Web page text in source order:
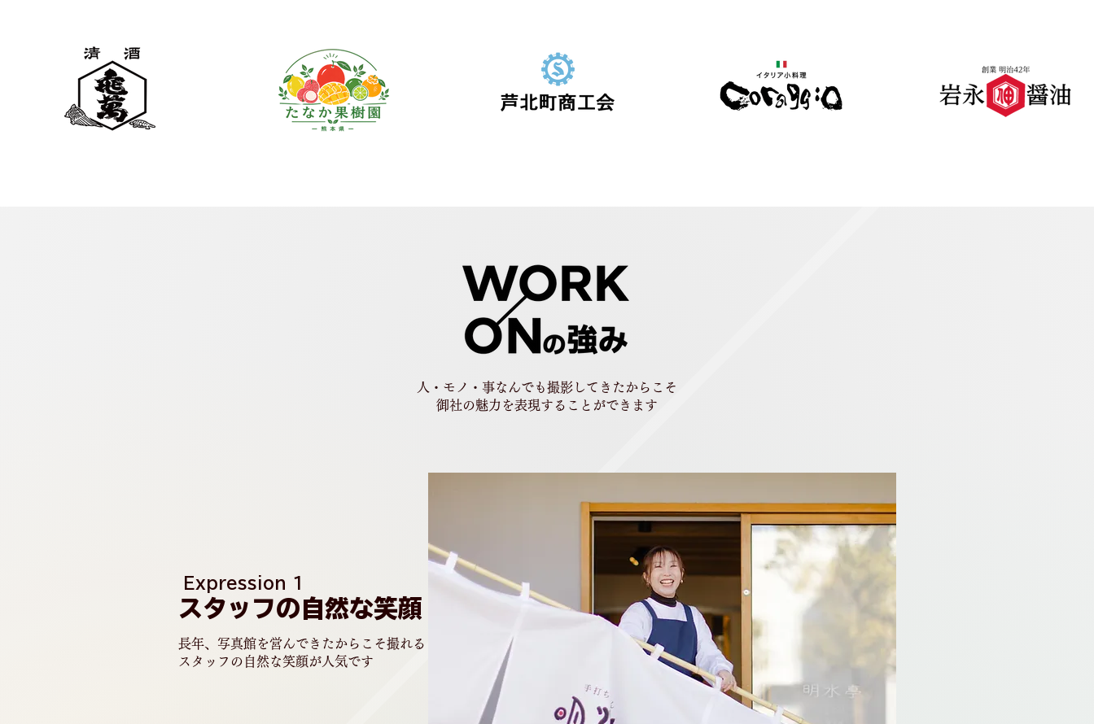
人・モノ・事なんでも撮影してきたからこそ
御社の魅力を表現することができます
Expression 1
スタッフの自然な笑顔
​長年、写真館を営んできたからこそ撮れる
スタッフの自然な笑顔が人気です